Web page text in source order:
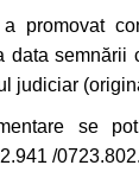
a promovat
data semnării
judiciar
se
/